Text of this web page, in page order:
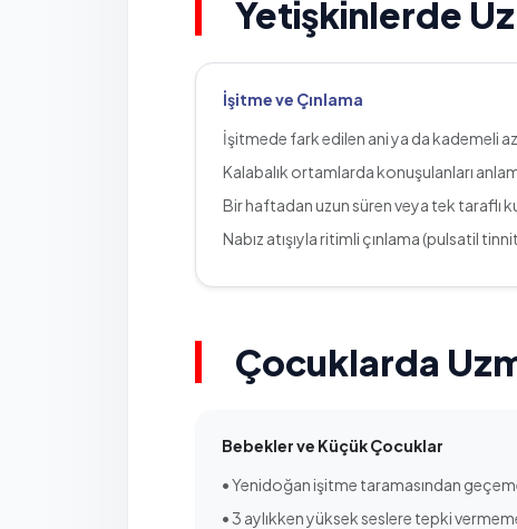
Yetişkinlerde
İşitme ve Çınlama
İşitmede fark edilen ani ya da kademeli
Kalabalık ortamlarda konuşulanları
Bir haftadan uzun süren veya tek taraflı
Nabız atışıyla ritimli çınlama (pulsatil
Çocuklarda
Bebekler ve Küçük Çocuklar
• Yenidoğan işitme taramasından
• 3 aylıkken yüksek seslere tepki